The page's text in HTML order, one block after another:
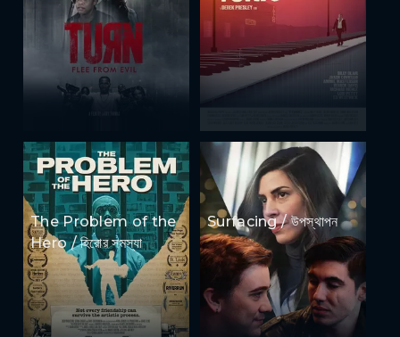
The Problem of the
Hero / হিরোর সমস্যা
Surfacing / উপস্থাপন